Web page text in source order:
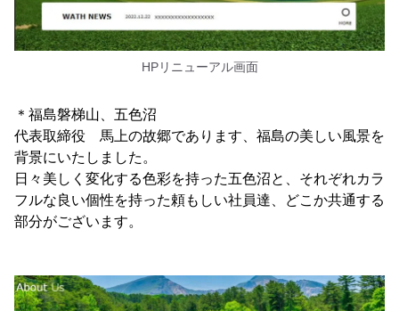
HPリニューアル画面
＊福島磐梯山、五色沼
代表取締役 馬上の故郷であります、福島の美しい風景を
背景にいたしました。
日々美しく変化する色彩を持った五色沼と、それぞれカラ
フルな良い個性を持った頼もしい社員達、どこか共通する
部分がございます。